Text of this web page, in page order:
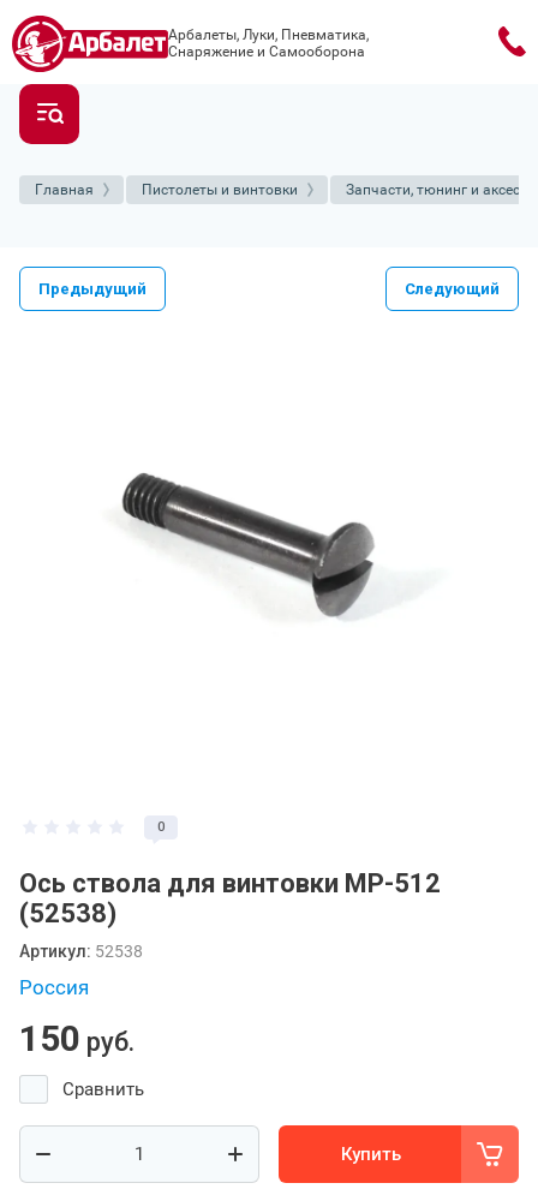
Арбалеты, Луки, Пневматика,
Снаряжение и Самооборона
Главная Пистолеты и винтовки Запчасти, тюнинг и
Предыдущий Следующий
0
Ось ствола для винтовки МР-512
(52538)
Артикул: 52538
Россия
150 руб.
Сравнить
Купить